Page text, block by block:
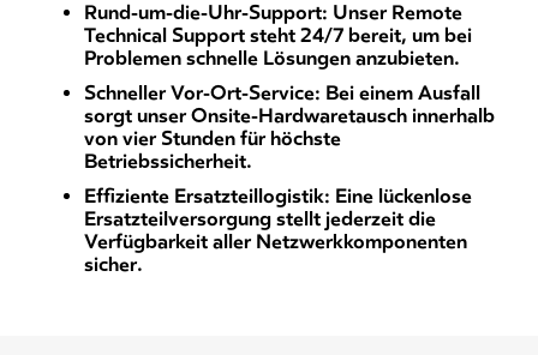
Rund-um-die-Uhr-Support: Unser Remote
Technical Support steht 24/7 bereit, um bei
Problemen schnelle Lösungen anzubieten.
Schneller Vor-Ort-Service: Bei einem Ausfall
sorgt unser Onsite-Hardwaretausch innerhalb
von vier Stunden für höchste
Betriebssicherheit.
Effiziente Ersatzteillogistik: Eine lückenlose
Ersatzteilversorgung stellt jederzeit die
Verfügbarkeit aller Netzwerkkomponenten
sicher.